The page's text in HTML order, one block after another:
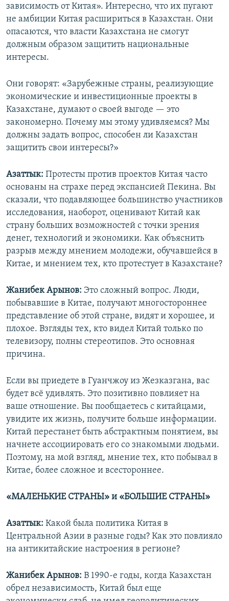
зависимость от Китая». Интересно, что их пугают
не амбиции Китая расшириться в Казахстан. Они
опасаются, что власти Казахстана не смогут
должным образом защитить национальные
интересы.
Они говорят: «Зарубежные страны, реализующие
экономические и инвестиционные проекты в
Казахстане, думают о своей выгоде — это
закономерно. Почему мы этому удивляемся? Мы
должны задать вопрос, способен ли Казахстан
защитить свои интересы?»
Азаттык: Протесты против проектов Китая часто
основаны на страхе перед экспансией Пекина. Вы
сказали, что подавляющее большинство участников
исследования, наоборот, оценивают Китай как
страну больших возможностей с точки зрения
денег, технологий и экономики. Как объяснить
разрыв между мнением молодежи, обучавшейся в
Китае, и мнением тех, кто протестует в Казахстане?
Жанибек Арынов: Это сложный вопрос. Люди,
побывавшие в Китае, получают многостороннее
представление об этой стране, видят и хорошее, и
плохое. Взгляды тех, кто видел Китай только по
телевизору, полны стереотипов. Это основная
причина.
Если вы приедете в Гуанчжоу из Жезказгана, вас
будет всё удивлять. Это позитивно повлияет на
ваше отношение. Вы пообщаетесь с китайцами,
увидите их жизнь, получите больше информации.
Китай перестанет быть абстрактным понятием, вы
начнете ассоциировать его со знакомыми людьми.
Поэтому, на мой взгляд, мнение тех, кто побывал в
Китае, более сложное и всестороннее.
«МАЛЕНЬКИЕ СТРАНЫ» и «БОЛЬШИЕ СТРАНЫ»
Азаттык: Какой была политика Китая в
Центральной Азии в разные годы? Как это повлияло
на антикитайские настроения в регионе?
Жанибек Арынов: В 1990-е годы, когда Казахстан
обрел независимость, Китай был еще